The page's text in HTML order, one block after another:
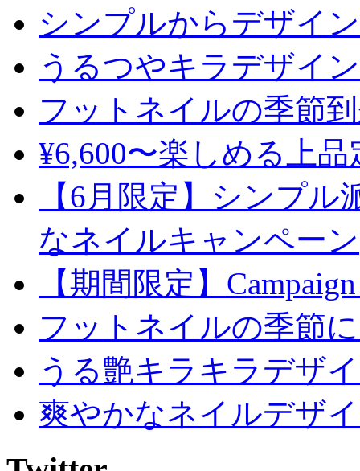
シンプルからデザイ
うるつやキラデザイン
フットネイルの季節
¥6,600〜楽しめる上
【6月限定】シンプ
なネイルキャンペーン
【期間限定】
フットネイルの季節
うる艶キラキラデザ
爽やかなネイルデザ